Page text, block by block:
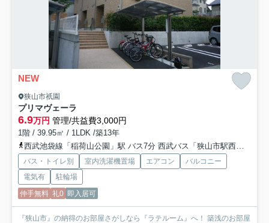
NEW
狭山市祇園
プリマヴェーラ
6.9万円 管理/共益費3,000円
1階 / 39.95㎡ / 1LDK /築13年
西武池袋線「稲荷山公園」駅 バス7分 西武バス「狭山市駅西口」 停歩10分
バス・トイレ別 室内洗濯機置場 エアコン
バルコニー
電気有
駐輪場
仲手無料 礼0 即入居可
『狭山市』の納得のお部屋さがしなら『ラテルーム』へ！ 築浅のお部屋